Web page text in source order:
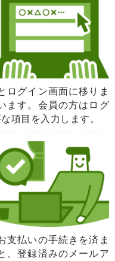
ログイン画面に移りま
ます。会員の方はログ
項目を入力します。
支払いの手続きを済ま
、登録済みのメールア